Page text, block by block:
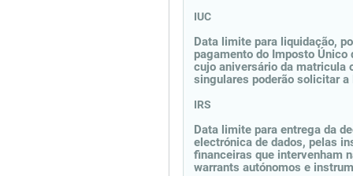
IUC
Data limite para liquidação,
pagamento do Imposto
cujo aniversário da matricula
singulares poderão solicitar a
IRS
Data limite para entrega da
electrónica de dados, pelas
financeiras que intervenham
warrants autónomos e